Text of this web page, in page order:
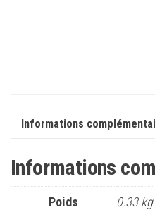
Informations
Informations
Poids 0.33 kg